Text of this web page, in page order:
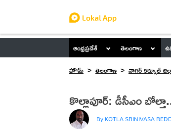
ఆంధ్రప్రదేశ్ తెలంగాణ
హోమ్
తెలంగాణ నాగర్ కర్నూల్
కొల్లాపూర్: డీసీఎం బోల్తా..
By KOTLA SRINIVASA